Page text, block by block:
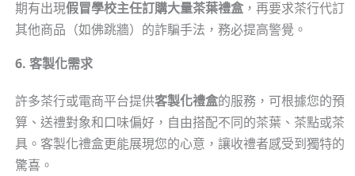
期有出現假冒學校主任訂購大量茶葉禮盒，再要求茶行代訂
其他商品（如佛跳牆）的詐騙手法，務必提高警覺。
6. 客製化需求
許多茶行或電商平台提供客製化禮盒的服務，可根據您的預
算、送禮對象和口味偏好，自由搭配不同的茶葉、茶點或茶
具。客製化禮盒更能展現您的心意，讓收禮者感受到獨特的
驚喜。